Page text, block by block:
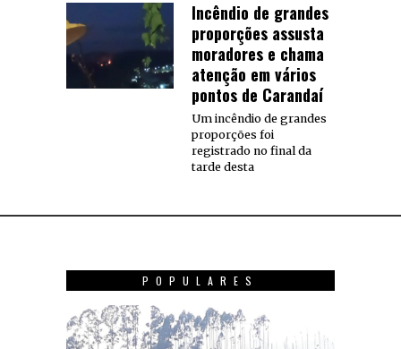
Incêndio de grandes
proporções assusta
moradores e chama
atenção em vários
pontos de Carandaí
Um incêndio de grandes
proporções foi
registrado no final da
tarde desta
POPULARES